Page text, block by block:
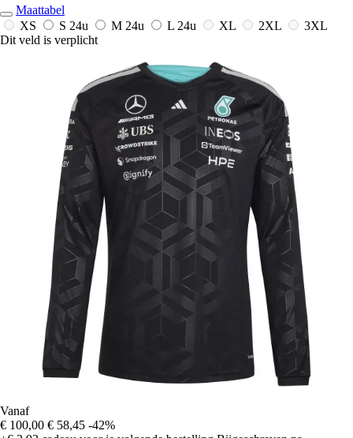
Maattabel
XS
S 24u M 24u L 24u XL 2XL
3XL
Dit veld is verplicht
Vanaf
€ 100,00 € 58,45 -42%